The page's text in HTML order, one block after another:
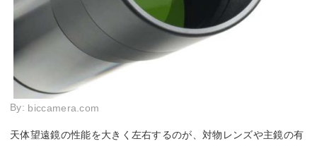
By: biccamera.com
天体望遠鏡の性能を大きく左右するのが、対物レンズや主鏡の有